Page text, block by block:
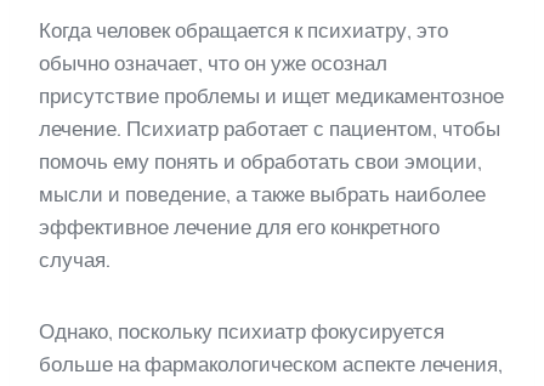
Когда человек обращается к психиатру, это
обычно означает, что он уже осознал
присутствие проблемы и ищет медикаментозное
лечение. Психиатр работает с пациентом, чтобы
помочь ему понять и обработать свои эмоции,
мысли и поведение, а также выбрать наиболее
эффективное лечение для его конкретного
случая.
Однако, поскольку психиатр фокусируется
больше на фармакологическом аспекте лечения,